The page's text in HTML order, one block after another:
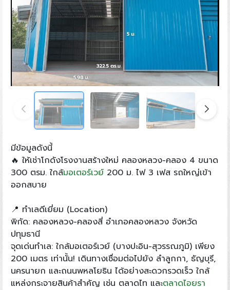
มีข้อมูลดังนี้
🔥 ให้เช่าโกดังโรงงานสร้างใหม่ คลองหลวง-คลอง 4 ขนาด
300 ตรม. ใกล้มอเตอร์เวย์200 ม. ไฟ 3 เฟส รถใหญ่เข้า
ออกสบาย
📍 ทำเลดีเยี่ยม (Location)
พิกัด: คลองหลวง-คลองสี่ อำเภอคลองหลวง จังหวัด
ปทุมธานี
จุดเด่นทำเล: ใกล้มอเตอร์เวย์ (บางปะอิน-สุวรรณภูมิ) เพียง
200 เมตร เท่านั้น! เดินทางเชื่อมต่อไปยัง ลำลูกกา, ธัญบุรี,
นครนายก และถนนพหลโยธิน ได้อย่างสะดวกรวดเร็ว ใกล้
แหล่งกระจายสินค้าสำคัญ เช่น ตลาดไท และตลาดไอยรา